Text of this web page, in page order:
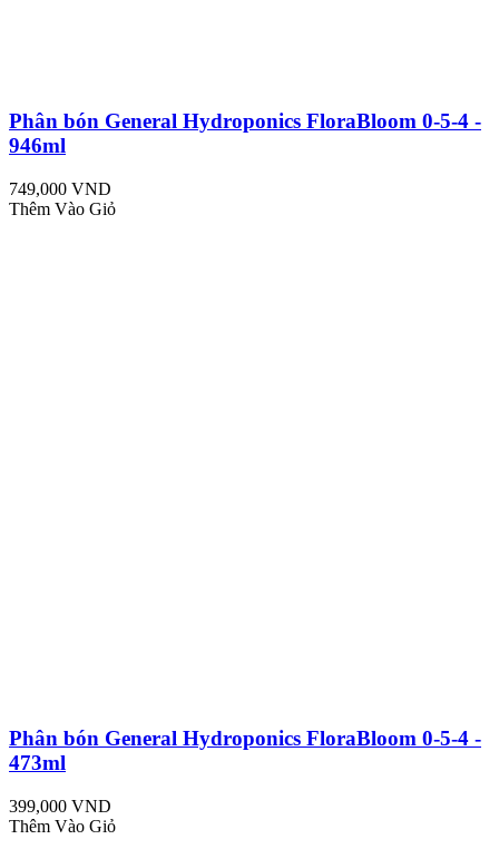
Phân bón General Hydroponics FloraBloom 0-5-4 -
946ml
749,000 VND
Thêm Vào Giỏ
Phân bón General Hydroponics FloraBloom 0-5-4 -
473ml
399,000 VND
Thêm Vào Giỏ